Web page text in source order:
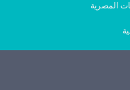
المصرية